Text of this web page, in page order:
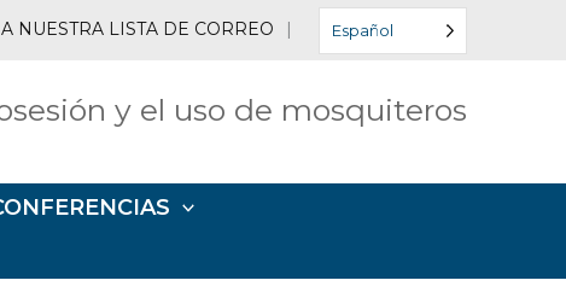
NUESTRA LISTA DE CORREO | Español
y el uso de mosquiteros